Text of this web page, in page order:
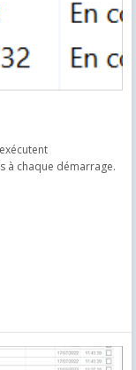
à chaque démarrage.